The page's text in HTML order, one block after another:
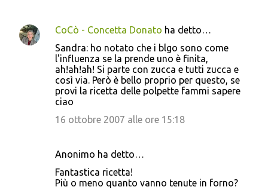
CoCò - Concetta Donato ha detto…
Sandra: ho notato che i blgo sono come
l'influenza se la prende uno è finita,
ah!ah!ah! Si parte con zucca e tutti zucca e
così via. Però è bello proprio per questo, se
provi la ricetta delle polpette fammi sapere
ciao
16 ottobre 2007 alle ore 15:18
Anonimo ha detto…
Fantastica ricetta!
Più o meno quanto vanno tenute in forno?